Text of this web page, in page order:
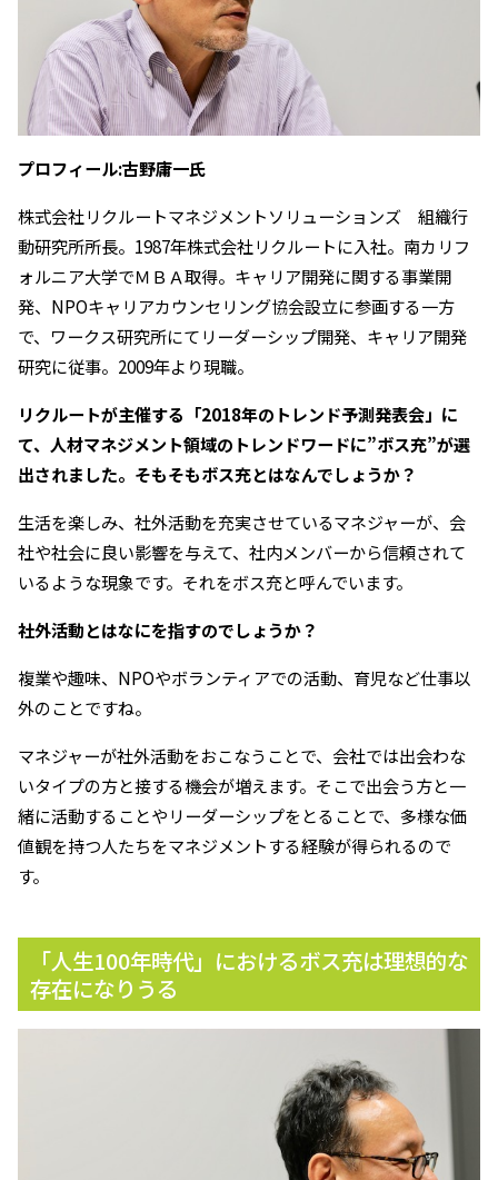
プロフィール:古野庸一氏
株式会社リクルートマネジメントソリューションズ 組織行
動研究所所長。1987年株式会社リクルートに入社。南カリフ
ォルニア大学でＭＢＡ取得。キャリア開発に関する事業開
発、NPOキャリアカウンセリング協会設立に参画する一方
で、ワークス研究所にてリーダーシップ開発、キャリア開発
研究に従事。2009年より現職。
――リクルートが主催する「2018年のトレンド予測発表会」に
て、人材マネジメント領域のトレンドワードに”ボス充”が選
出されました。そもそもボス充とはなんでしょうか？
生活を楽しみ、社外活動を充実させているマネジャーが、会
社や社会に良い影響を与えて、社内メンバーから信頼されて
いるような現象です。それをボス充と呼んでいます。
――社外活動とはなにを指すのでしょうか？
複業や趣味、NPOやボランティアでの活動、育児など仕事以
外のことですね。
マネジャーが社外活動をおこなうことで、会社では出会わな
いタイプの方と接する機会が増えます。そこで出会う方と一
緒に活動することやリーダーシップをとることで、多様な価
値観を持つ人たちをマネジメントする経験が得られるので
す。
「人生100年時代」におけるボス充は理想的な
存在になりうる